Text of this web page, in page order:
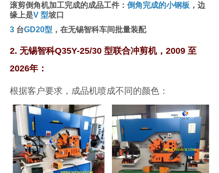
滚剪倒角机加工完成的成品工件： 倒角完成的小钢板 ，边
缘上是V 型坡口
3 台GD20型 ，在无锡智科车间批量装配
2. 无锡智科Q35Y-25/30 型联合冲剪机，2009 至
2026年：
根据客户要求，成品机喷成不同的颜色：